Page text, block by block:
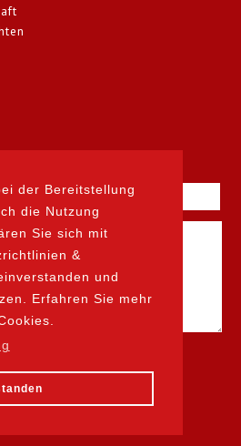
der Bereitstellung
die Nutzung
Sie sich mit
&
und
Erfahren Sie mehr